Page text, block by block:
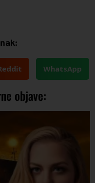
WhatsApp
objave: